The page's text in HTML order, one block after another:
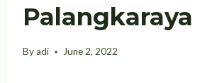
Palangkaraya
Byadi June 2, 2022